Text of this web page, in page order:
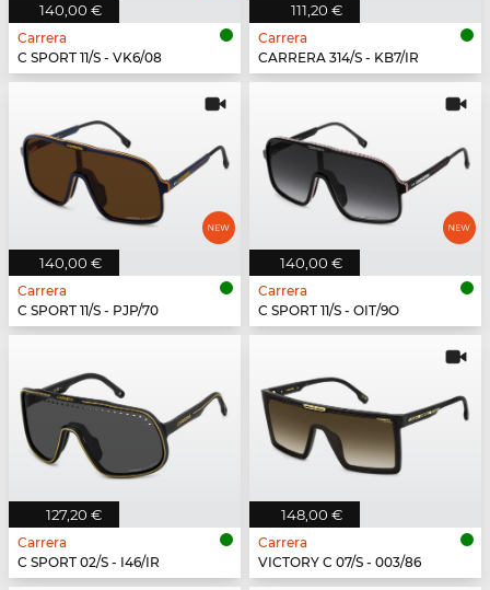
140,00 €
Carrera
C SPORT 11/S - VK6/08
111,20 €
Carrera
CARRERA 314/S - KB7/IR
140,00 €
Carrera
C SPORT 11/S - PJP/70
140,00 €
Carrera
C SPORT 11/S - OIT/9O
127,20 €
Carrera
C SPORT 02/S - I46/IR
148,00 €
Carrera
VICTORY C 07/S - 003/86